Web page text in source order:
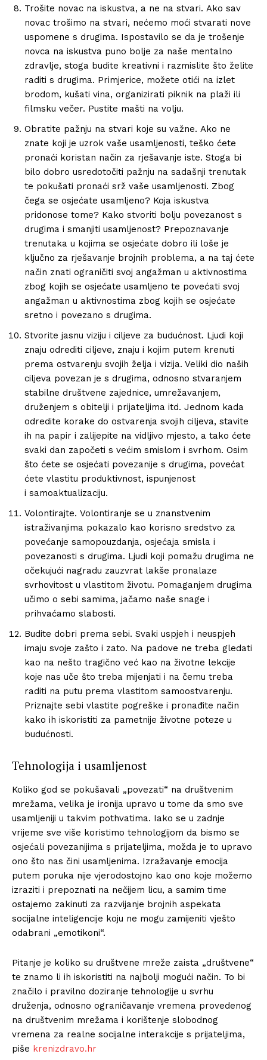
Trošite novac na iskustva, a ne na stvari. Ako sav
novac trošimo na stvari, nećemo moći stvarati nove
uspomene s drugima. Ispostavilo se da je trošenje
novca na iskustva puno bolje za naše mentalno
zdravlje, stoga budite kreativni i razmislite što želite
raditi s drugima. Primjerice, možete otići na izlet
brodom, kušati vina, organizirati piknik na plaži ili
filmsku večer. Pustite mašti na volju.
Obratite pažnju na stvari koje su važne. Ako ne
znate koji je uzrok vaše usamljenosti, teško ćete
pronaći koristan način za rješavanje iste. Stoga bi
bilo dobro usredotočiti pažnju na sadašnji trenutak
te pokušati pronaći srž vaše usamljenosti. Zbog
čega se osjećate usamljeno? Koja iskustva
pridonose tome? Kako stvoriti bolju povezanost s
drugima i smanjiti usamljenost? Prepoznavanje
trenutaka u kojima se osjećate dobro ili loše je
ključno za rješavanje brojnih problema, a na taj ćete
način znati ograničiti svoj angažman u aktivnostima
zbog kojih se osjećate usamljeno te povećati svoj
angažman u aktivnostima zbog kojih se osjećate
sretno i povezano s drugima.
Stvorite jasnu viziju i ciljeve za budućnost. Ljudi koji
znaju odrediti ciljeve, znaju i kojim putem krenuti
prema ostvarenju svojih želja i vizija. Veliki dio naših
ciljeva povezan je s drugima, odnosno stvaranjem
stabilne društvene zajednice, umrežavanjem,
druženjem s obitelji i prijateljima itd. Jednom kada
odredite korake do ostvarenja svojih ciljeva, stavite
ih na papir i zalijepite na vidljivo mjesto, a tako ćete
svaki dan započeti s većim smislom i svrhom. Osim
što ćete se osjećati povezanije s drugima, povećat
ćete vlastitu produktivnost, ispunjenost
i samoaktualizaciju.
Volontirajte. Volontiranje se u znanstvenim
istraživanjima pokazalo kao korisno sredstvo za
povećanje samopouzdanja, osjećaja smisla i
povezanosti s drugima. Ljudi koji pomažu drugima ne
očekujući nagradu zauzvrat lakše pronalaze
svrhovitost u vlastitom životu. Pomaganjem drugima
učimo o sebi samima, jačamo naše snage i
prihvaćamo slabosti.
Budite dobri prema sebi. Svaki uspjeh i neuspjeh
imaju svoje zašto i zato. Na padove ne treba gledati
kao na nešto tragično već kao na životne lekcije
koje nas uče što treba mijenjati i na čemu treba
raditi na putu prema vlastitom samoostvarenju.
Priznajte sebi vlastite pogreške i pronađite način
kako ih iskoristiti za pametnije životne poteze u
budućnosti.
Tehnologija i usamljenost
Koliko god se pokušavali „povezati“ na društvenim
mrežama, velika je ironija upravo u tome da smo sve
usamljeniji u takvim pothvatima. Iako se u zadnje
vrijeme sve više koristimo tehnologijom da bismo se
osjećali povezanijima s prijateljima, možda je to upravo
ono što nas čini usamljenima. Izražavanje emocija
putem poruka nije vjerodostojno kao ono koje možemo
izraziti i prepoznati na nečijem licu, a samim time
ostajemo zakinuti za razvijanje brojnih aspekata
socijalne inteligencije koju ne mogu zamijeniti vješto
odabrani „emotikoni“.
Pitanje je koliko su društvene mreže zaista „društvene“
te znamo li ih iskoristiti na najbolji mogući način. To bi
značilo i pravilno doziranje tehnologije u svrhu
druženja, odnosno ograničavanje vremena provedenog
na društvenim mrežama i korištenje slobodnog
vremena za realne socijalne interakcije s prijateljima,
piše krenizdravo.hr